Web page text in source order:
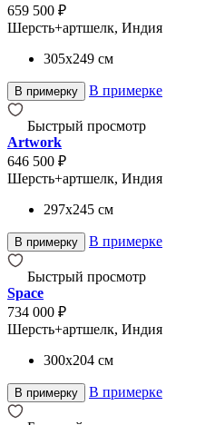
659 500 ₽
Шерсть+артшелк, Индия
305x249 см
В примерку В примерке
Быстрый просмотр
Artwork
646 500 ₽
Шерсть+артшелк, Индия
297x245 см
В примерку В примерке
Быстрый просмотр
Space
734 000 ₽
Шерсть+артшелк, Индия
300x204 см
В примерку В примерке